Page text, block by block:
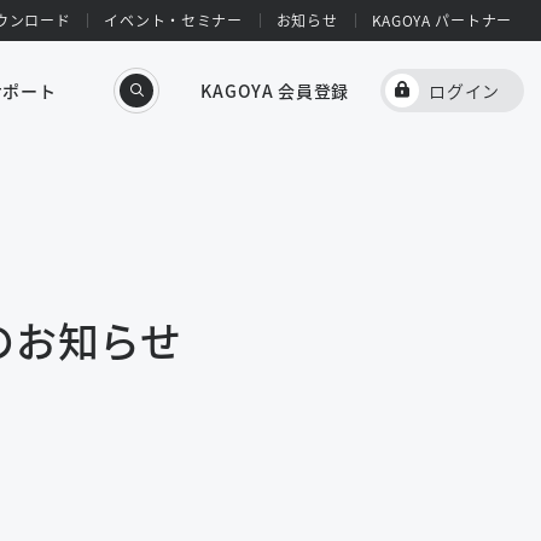
知らせ
ンロード イベント・セミナー お知らせ KAGOYA パートナー
ート KAGOYA 会員登録 ログイン